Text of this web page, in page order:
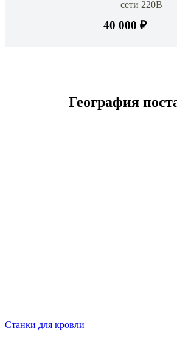
сети 220В
40 000 ₽
География
Станки для кровли